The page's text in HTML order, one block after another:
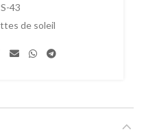
43
de soleil